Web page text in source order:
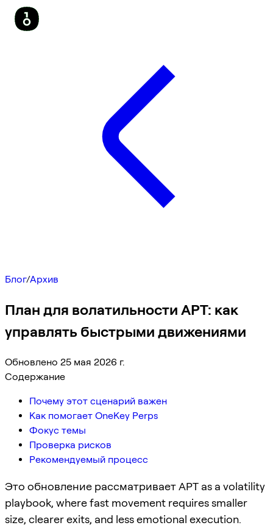
Блог/Архив
План для волатильности APT: как
управлять быстрыми движениями
Обновлено 25 мая 2026 г.
Содержание
Почему этот сценарий важен
Как помогает OneKey Perps
Фокус темы
Проверка рисков
Рекомендуемый процесс
Это обновление рассматривает APT as a volatility
playbook, where fast movement requires smaller
size, clearer exits, and less emotional execution.